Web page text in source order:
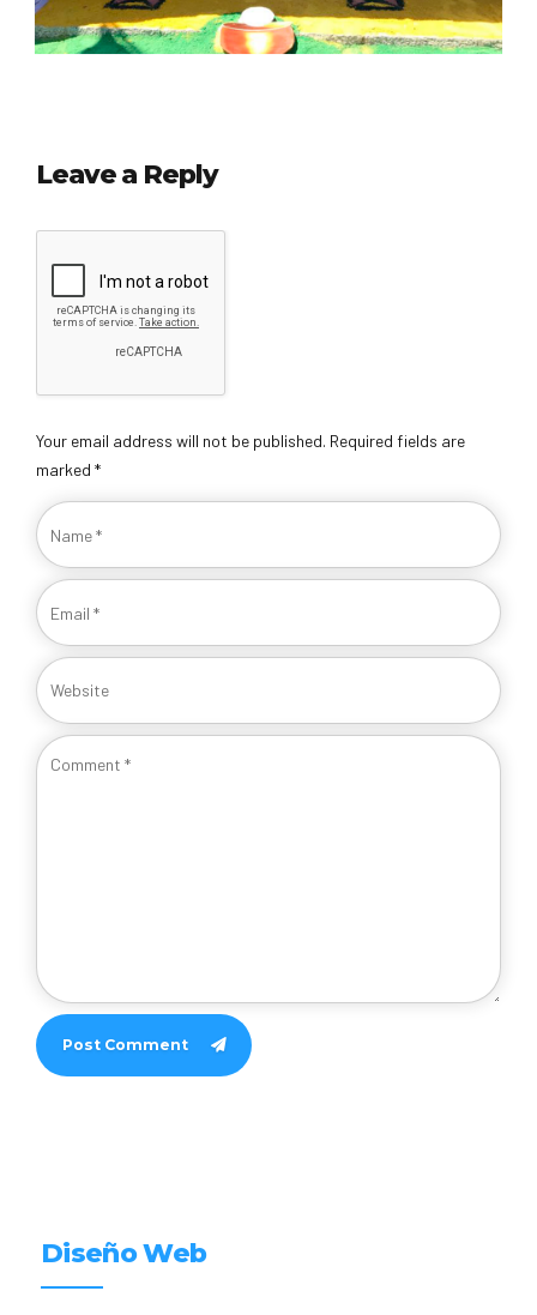
Leave a Reply
Your email address will not be published. Required fields are
marked *
Post Comment
Diseño Web